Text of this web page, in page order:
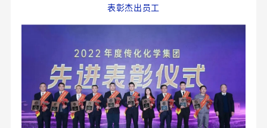
表彰杰出员工